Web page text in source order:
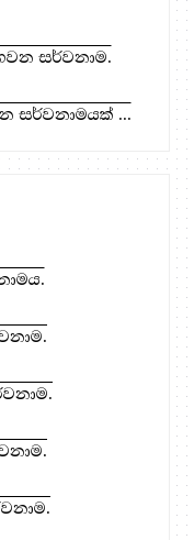
සර්වනාම.
සර්වනාමයක් ...